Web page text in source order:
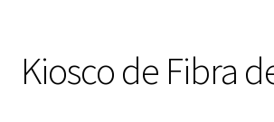
Kiosco de Fibra